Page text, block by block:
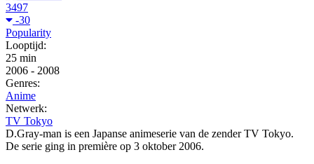
3497
-30
Popularity
Looptijd:
25 min
2006 - 2008
Genres:
Anime
Netwerk:
TV Tokyo
D.Gray-man is een Japanse animeserie van de zender TV Tokyo.
De serie ging in première op 3 oktober 2006.